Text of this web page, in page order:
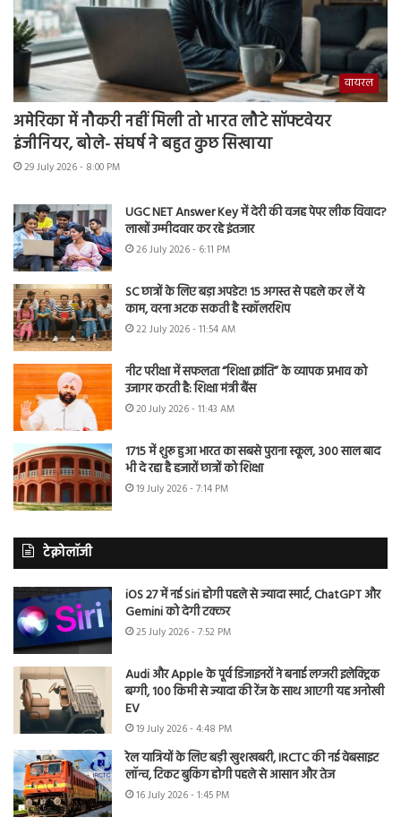
वायरल
अमेरिका में नौकरी नहीं मिली तो भारत लौटे सॉफ्टवेयर
इंजीनियर, बोले- संघर्ष ने बहुत कुछ सिखाया
29 July 2026 - 8:00 PM
UGC NET Answer Key में देरी की वजह पेपर लीक विवाद?
लाखों उम्मीदवार कर रहे इंतजार
26 July 2026 - 6:11 PM
SC छात्रों के लिए बड़ा अपडेट! 15 अगस्त से पहले कर लें ये
काम, वरना अटक सकती है स्कॉलरशिप
22 July 2026 - 11:54 AM
नीट परीक्षा में सफलता “शिक्षा क्रांति” के व्यापक प्रभाव को
उजागर करती है: शिक्षा मंत्री बैंस
20 July 2026 - 11:43 AM
1715 में शुरू हुआ भारत का सबसे पुराना स्कूल, 300 साल बाद
भी दे रहा है हजारों छात्रों को शिक्षा
19 July 2026 - 7:14 PM
टेक्नोलॉजी
iOS 27 में नई Siri होगी पहले से ज्यादा स्मार्ट, ChatGPT और
Gemini को देगी टक्कर
25 July 2026 - 7:52 PM
Audi और Apple के पूर्व डिजाइनरों ने बनाई लग्जरी इलेक्ट्रिक
बग्गी, 100 किमी से ज्यादा की रेंज के साथ आएगी यह अनोखी
EV
19 July 2026 - 4:48 PM
रेल यात्रियों के लिए बड़ी खुशखबरी, IRCTC की नई वेबसाइट
लॉन्च, टिकट बुकिंग होगी पहले से आसान और तेज
16 July 2026 - 1:45 PM